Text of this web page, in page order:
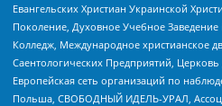
Евангельских Христиан Украинской
Поколение, Духовное Учебное
Колледж, Международное христианское
Саентологических Предприятий,
Европейская сеть организаций по
Польша, СВОБОДНЫЙ ИДЕЛЬ-УРАЛ,